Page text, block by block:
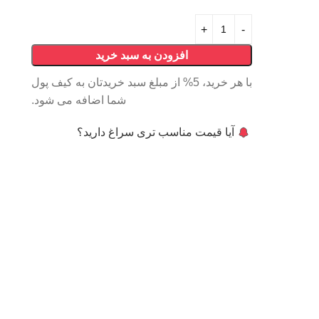
افزودن به سبد خرید
با هر خرید، 5% از مبلغ سبد خریدتان به کیف پول
شما اضافه می شود.
آیا قیمت مناسب تری سراغ دارید؟